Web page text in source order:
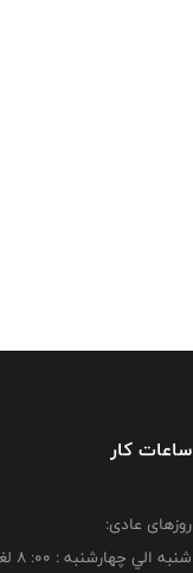
ساعات کار
روزهای عادی:
شنبه الي چهارشنبه : 00: 8 لغايت 16:00